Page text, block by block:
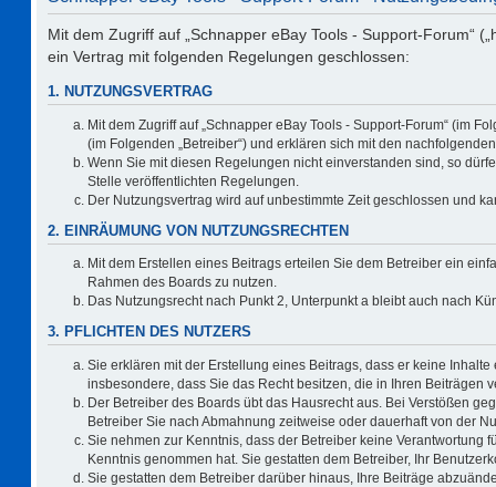
Mit dem Zugriff auf „Schnapper eBay Tools - Support-Forum“
ein Vertrag mit folgenden Regelungen geschlossen:
1. NUTZUNGSVERTRAG
Mit dem Zugriff auf „Schnapper eBay Tools - Support-Forum“ (im
(im Folgenden „Betreiber“) und erklären sich mit den
Wenn Sie mit diesen Regelungen nicht einverstanden sind, so
Stelle veröffentlichten Regelungen.
Der Nutzungsvertrag wird auf unbestimmte Zeit geschlossen und
2. EINRÄUMUNG VON NUTZUNGSRECHTEN
Mit dem Erstellen eines Beitrags erteilen Sie dem Betreiber ein
Rahmen des Boards zu nutzen.
Das Nutzungsrecht nach Punkt 2, Unterpunkt a bleibt auch nach
3. PFLICHTEN DES NUTZERS
Sie erklären mit der Erstellung eines Beitrags, dass er keine
insbesondere, dass Sie das Recht besitzen, die in Ihren Beiträgen
Der Betreiber des Boards übt das Hausrecht aus. Bei Verstößen
Betreiber Sie nach Abmahnung zeitweise oder dauerhaft von der
Sie nehmen zur Kenntnis, dass der Betreiber keine Verantwortung
Kenntnis genommen hat. Sie gestatten dem Betreiber, Ihr
Sie gestatten dem Betreiber darüber hinaus, Ihre Beiträge